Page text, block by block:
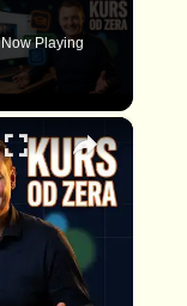
Now Playing
×